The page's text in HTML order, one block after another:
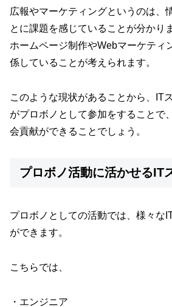
広報やマーケティングというのは、
とに課題を感じていることが分かり
ホームページ制作やWebマーケティ
係していることが考えられます。
このような現状があることから、IT
がプロボノとして参加をすることで
会貢献ができることでしょう。
プロボノ活動に活かせるIT
プロボノとしての活動では、様々な
ができます。
こちらでは、
・エンジニア